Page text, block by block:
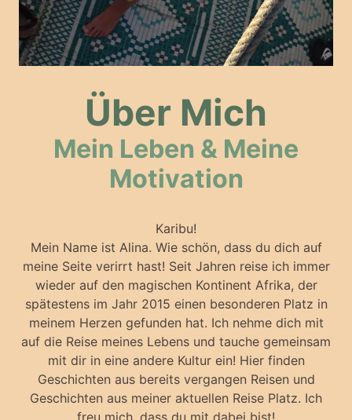
Über Mich
Mein Leben & Meine
Motivation
Karibu!
Mein Name ist Alina. Wie schön, dass du dich auf
meine Seite verirrt hast! Seit Jahren reise ich immer
wieder auf den magischen Kontinent Afrika, der
spätestens im Jahr 2015 einen besonderen Platz in
meinem Herzen gefunden hat. Ich nehme dich mit
auf die Reise meines Lebens und tauche gemeinsam
mit dir in eine andere Kultur ein! Hier finden
Geschichten aus bereits vergangen Reisen und
Geschichten aus meiner aktuellen Reise Platz. Ich
freu mich, dass du mit dabei bist!